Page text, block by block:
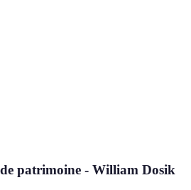
patrimoine - William Dosik